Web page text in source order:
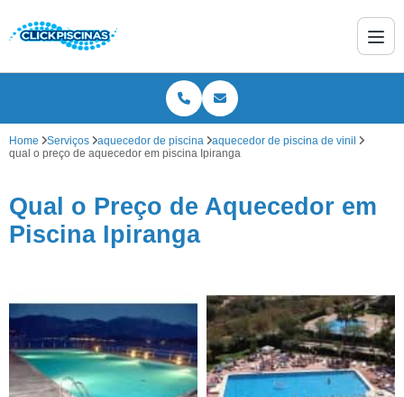
Home Serviços aquecedor de piscina
aquecedor de piscina de vinil
qual o preço de aquecedor em piscina Ipiranga
Qual o Preço de Aquecedor em
Piscina Ipiranga